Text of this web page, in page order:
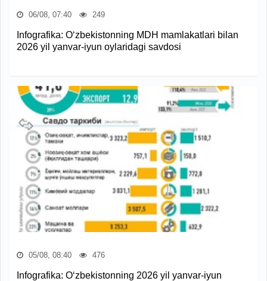
06/08, 07:40 249
Infografika: O‘zbekistonning MDH mamlakatlari bilan
2026 yil yanvar-iyun oylaridagi savdosi
05/08, 08:40 476
Infografika: O‘zbekistonning 2026 yil yanvar-iyun